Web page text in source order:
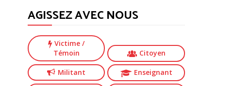
AGISSEZ AVEC NOUS
Victime/
Témoin
Citoyen
Militant Enseignant